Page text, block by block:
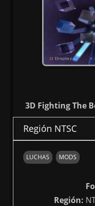
3D Fighting The
Región NTSC
LUCHAS MODS
Región: